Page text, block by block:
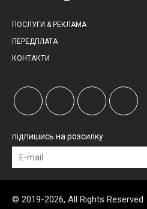
ПОСЛУГИ & РЕКЛАМА
ПЕРЕДПЛАТА
КОНТАКТИ
підпишись на розсилку
© 2019-2026, All Rights Reserved